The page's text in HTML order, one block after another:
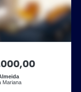
Mariana